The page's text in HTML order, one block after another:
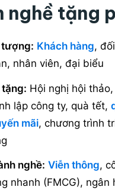
nghề tặng
Khách hàng,
nhân viên, đại biểu
tặng: Hội nghị hội
lập công ty, quà tết,
mãi, chương trình
nghề: Viễn thông,
nhanh (FMCG), ngân